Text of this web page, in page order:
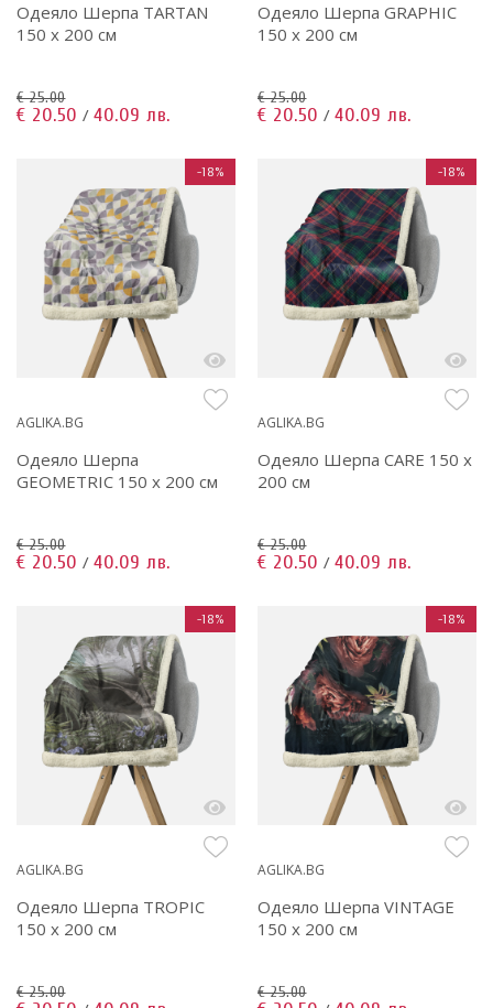
Одеяло Шерпа TARTAN
150 x 200 см
€ 25.00
€ 20.50 / 40.09 лв.
Одеяло Шерпа GRAPHIC
150 x 200 см
€ 25.00
€ 20.50 / 40.09 лв.
-18%
AGLIKA.BG
Одеяло Шерпа
GEOMETRIC 150 x 200 см
€ 25.00
€ 20.50 / 40.09 лв.
-18%
AGLIKA.BG
Одеяло Шерпа CARE 150 x
200 см
€ 25.00
€ 20.50 / 40.09 лв.
-18%
AGLIKA.BG
Одеяло Шерпа TROPIC
150 x 200 см
€ 25.00
-18%
AGLIKA.BG
Одеяло Шерпа VINTAGE
150 x 200 см
€ 25.00